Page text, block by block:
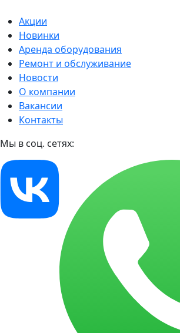
Акции
Новинки
Аренда оборудования
Ремонт и обслуживание
Новости
О компании
Вакансии
Контакты
Мы в соц. сетях: